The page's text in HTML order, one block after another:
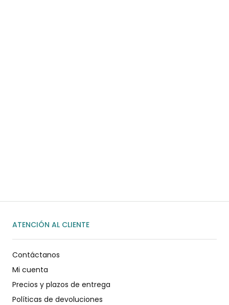
ATENCIÓN AL CLIENTE
Contáctanos
Mi cuenta
Precios y plazos de entrega
Políticas de devoluciones